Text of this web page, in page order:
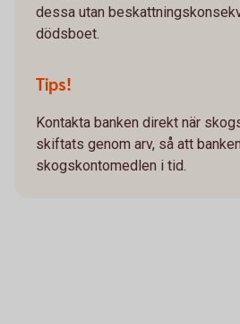
dessa utan
dödsboet.
Tips!
Kontakta banken direkt när
skiftats genom arv, så att
skogskontomedlen i tid.